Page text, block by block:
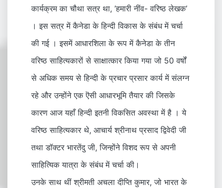
कार्यक्रम का चौथा सत्र था, ’हमारी नींव- वरिष्ठ लेखक’
। इस सत्र में कैनेडा के हिन्दी विकास के संबंध में चर्चा
की गई । इसमें आधारशिला के रूप में कैनेडा के तीन
वरिष्ठ साहित्यकारों से साक्षात्कार किया गया जो 50 वर्षों
से अधिक समय से हिन्दी के प्रचार प्रसार कार्य में संलग्न
रहे और उन्होंने एक ऎसी आधारभूमि तैयार की जिसके
कारण आज यहाँ हिन्दी इतनी विकसित अवस्था में है । ये
वरिष्ठ साहित्यकार थे, आचार्य श्रीनाथ प्रसाद द्विवेदी जी
तथा डॉक्टर भारतेंदु जी, जिन्होंने विशद रूप से अपनी
साहित्यिक यात्रा के संबंध में चर्चा की।
उनके साथ थीं श्रीमती अचला दीप्ति कुमार, जो भारत के